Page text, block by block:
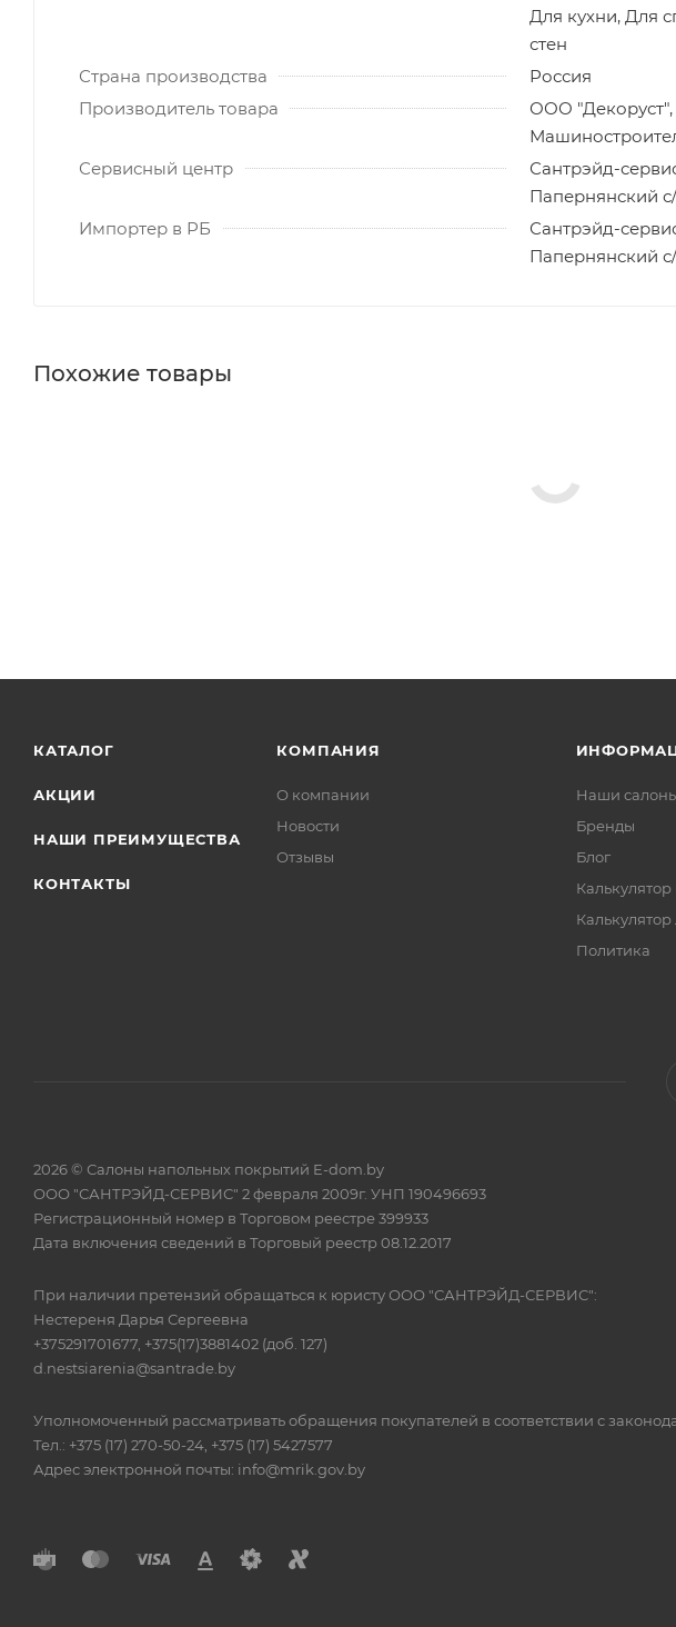
Для кухни, Для
стен
Страна производства
Россия
Производитель товара
ООО "Декоруст",
Сервисный центр
Сантрэйд-
Папернянский
Импортер в РБ
Сантрэйд-
Папернянский
Похожие товары
КАТАЛОГ
АКЦИИ
НАШИ ПРЕИМУЩЕСТВА
КОНТАКТЫ
КОМПАНИЯ
О компании
Новости
Отзывы
Наши
Бренды
Блог
Калькулятор
Политика
2026 © Салоны напольных покрытий E-dom.by
ООО "САНТРЭЙД-СЕРВИС" 2 февраля 2009г. УНП 190496693
Регистрационный номер в Торговом реестре 399933
Дата включения сведений в Торговый реестр 08.12.2017
При наличии претензий обращаться к юристу ООО "САНТРЭЙД-СЕРВИС":
Нестереня Дарья Сергеевна
+375291701677, +375(17)3881402 (доб. 127)
d.nestsiarenia@santrade.by
Уполномоченный рассматривать обращения покупателей в соответствии с
Тел.: +375 (17) 270-50-24, +375 (17) 5427577
Адрес электронной почты: info@mrik.gov.by